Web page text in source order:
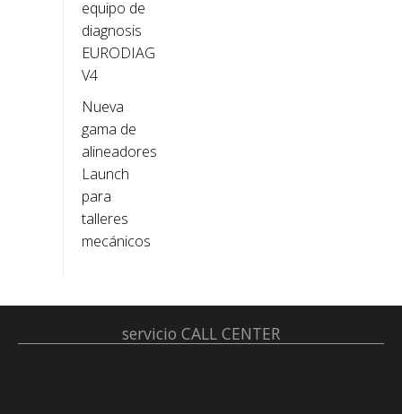
equipo de
diagnosis
EURODIAG
V4
Nueva
gama de
alineadores
Launch
para
talleres
mecánicos
servicio CALL CENTER